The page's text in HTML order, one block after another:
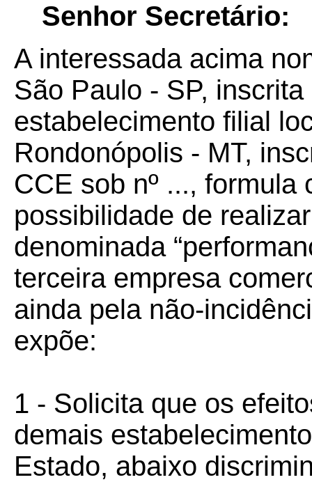
Senhor Secretário:
A interessada acima
São Paulo - SP,
estabelecimento filial
Rondonópolis - MT,
CCE sob nº ..., formula
possibilidade de
denominada
terceira empresa
ainda pela não-
expõe:
1 - Solicita que os
demais
Estado, abaixo